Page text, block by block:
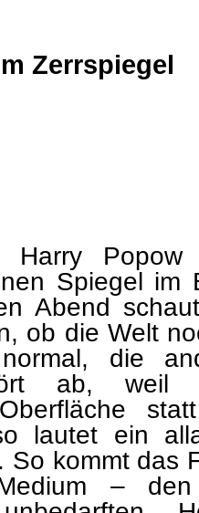
Zerrspiegel
Harry
Spiegel im
Abend
ob die Welt
die
ab, weil
lautet ein
So kommt das
–